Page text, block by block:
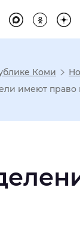
С засечками
Коми
имеют